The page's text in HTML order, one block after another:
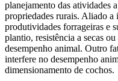
planejamento das atividades
propriedades rurais. Aliado a
produtividades forrageiras e
plantio, resistência a secas
desempenho animal. Outro
interfere no desempenho
dimensionamento de cochos.